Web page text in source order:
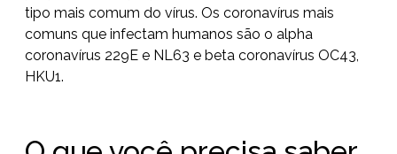
tipo mais comum do vírus. Os coronavírus mais
comuns que infectam humanos são o alpha
coronavírus 229E e NL63 e beta coronavírus OC43,
HKU1.